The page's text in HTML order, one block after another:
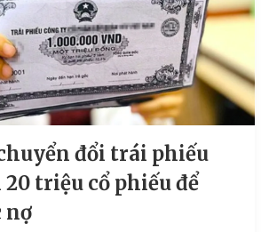
đổi trái phiếu
triệu cổ phiếu để
nợ